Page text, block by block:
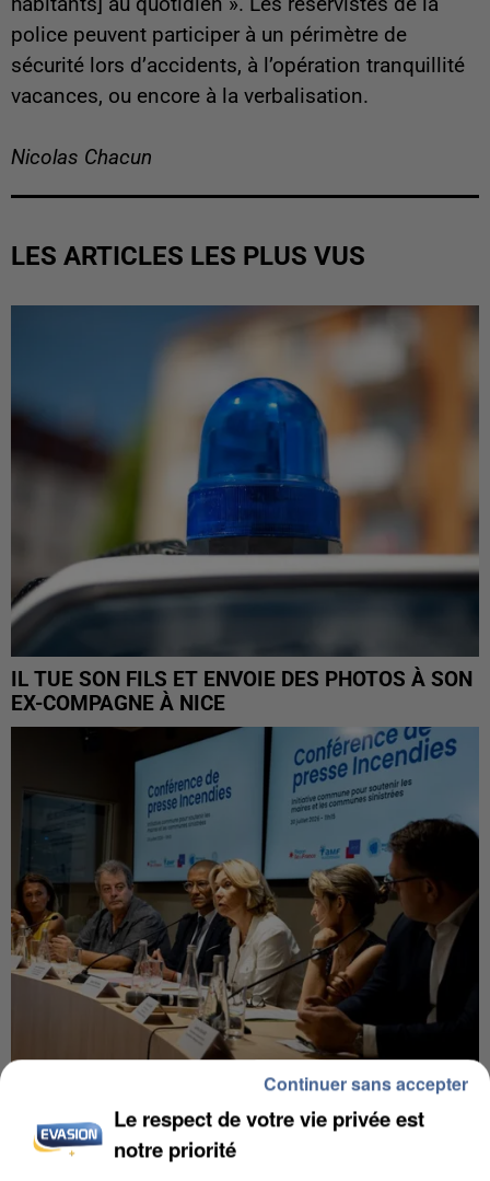
police peuvent participer à un périmètre de
sécurité lors d’accidents, à l’opération tranquillité
vacances, ou encore à la verbalisation.
Nicolas Chacun
LES ARTICLES LES PLUS VUS
IL TUE SON FILS ET ENVOIE DES PHOTOS À SON
EX-COMPAGNE À NICE
INCENDIES : L’ÎLE-DE-FRANCE LANCE UN ÉLAN
DE SOLIDARITÉ AVEC LES...
Le respect de votre vie privée est
notre priorité
Continuer sans accepter